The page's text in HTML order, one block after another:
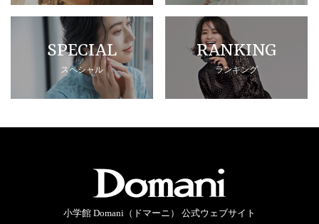
SPECIAL
スペシャル
RANKING
ランキング
小学館 Domani（ドマーニ） 公式ウェブサイト